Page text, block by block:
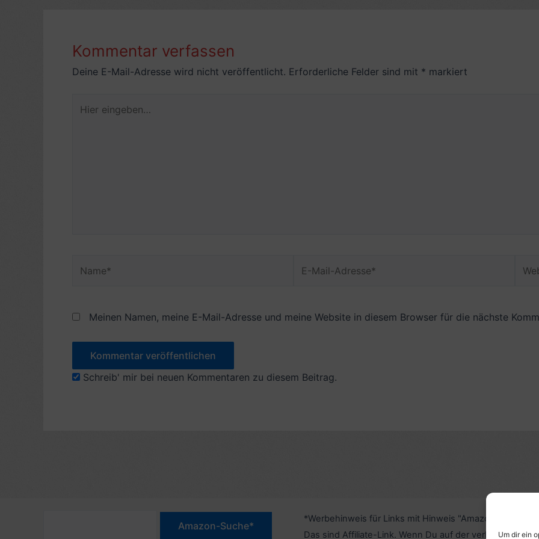
Um dir ein
Kommentar verfassen
Deine E-Mail-Adresse wird nicht veröffentlicht. Erforderliche Felder sind mit * markiert
eingeben…
Mail-
Meinen Namen, meine E-Mail-Adresse und meine Website in diesem Browser für die nächste
Schreib' mir bei neuen Kommentaren zu diesem Beitrag.
*Werbehinweis für Links mit Hinweis "Amazon-
Das sind Affiliate-Link. Wenn Du auf der verlinkten